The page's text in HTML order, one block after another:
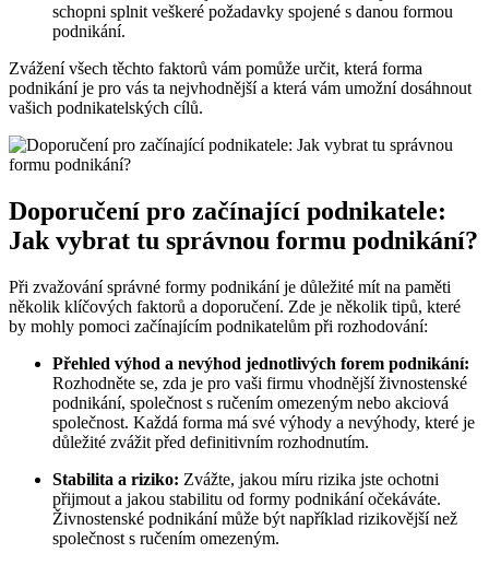
schopni splnit veškeré požadavky spojené s danou formou
podnikání.
Zvážení všech těchto faktorů vám pomůže určit, která forma
podnikání je pro vás ta nejvhodnější a která vám umožní dosáhnout
vašich podnikatelských cílů.
Doporučení pro začínající podnikatele:
Jak vybrat tu správnou formu podnikání?
Při zvažování správné formy podnikání je důležité mít na paměti
několik klíčových faktorů a doporučení. Zde je několik tipů, které
by mohly pomoci začínajícím podnikatelům při rozhodování:
Přehled výhod a nevýhod jednotlivých forem podnikání:
Rozhodněte se, zda je pro vaši firmu vhodnější živnostenské
podnikání, společnost s ručením omezeným nebo akciová
společnost. Každá forma má své výhody a nevýhody, které je
důležité zvážit před definitivním rozhodnutím.
Stabilita a riziko: Zvážte, jakou míru rizika jste ochotni
přijmout a jakou stabilitu od formy podnikání očekáváte.
Živnostenské podnikání může být například rizikovější než
společnost s ručením omezeným.